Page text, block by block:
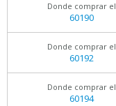
Donde comprar el
60190
Donde comprar el
60192
Donde comprar el
60194